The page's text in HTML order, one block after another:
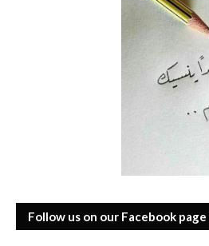
Follow us on our Facebook page